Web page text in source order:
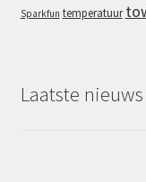
Sparkfun temperatuur
Laatste